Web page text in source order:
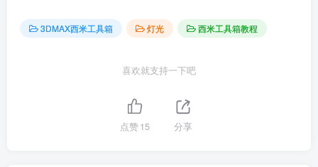
3DMAX西米工具箱 灯光 西米工具箱教程
喜欢就支持一下吧
点赞15 分享